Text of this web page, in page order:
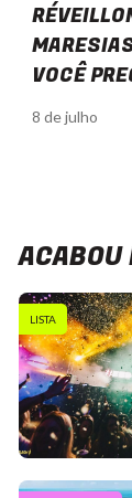
VOCÊ
8 de julho
LISTA